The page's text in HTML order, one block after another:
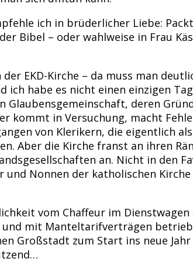
ich in brüderlicher Liebe:
Bibel – oder wahlweise in Frau
EKD-Kirche – da muss man
habe es nicht einen einzigen
Glaubensgemeinschaft, deren
kommt in Versuchung, macht
von Klerikern, die eigentlich
Aber die Kirche franst an ihren
an. Nicht in den
und Nonnen der katholischen
vom Chaffeur im
mit Manteltarifverträgen
Großstadt zum Start ins neue